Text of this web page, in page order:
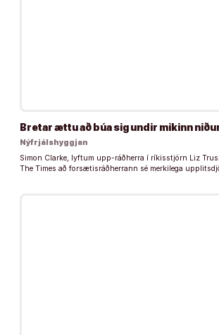
Bretar ættu að búa sig undir mikinn
Nýfrjálshyggjan
Simon Clarke, lyftum upp-ráðherra í ríkisstjórn Liz
The Times að forsætisráðherrann sé merkilega